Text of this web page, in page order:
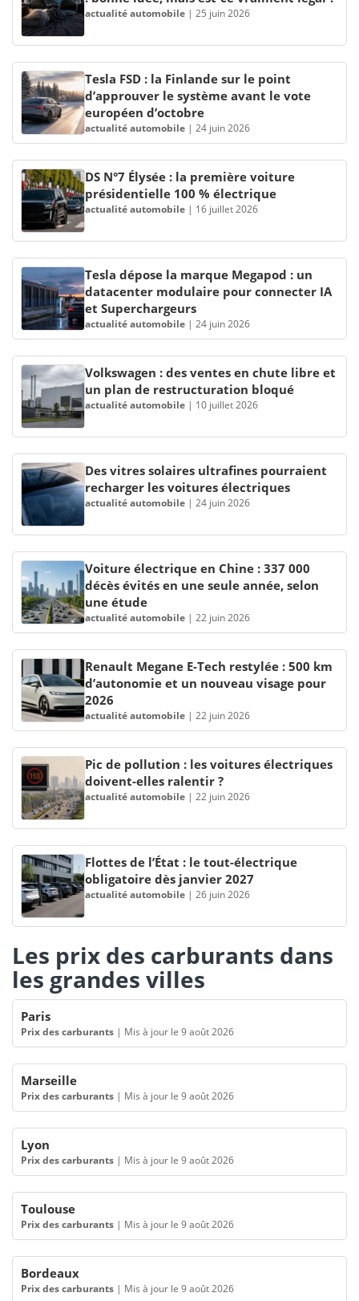
actualité automobile | 25 juin 2026
Tesla FSD : la Finlande sur le point
d’approuver le système avant le vote
européen d’octobre
actualité automobile | 24 juin 2026
DS N°7 Élysée : la première voiture
présidentielle 100 % électrique
actualité automobile | 16 juillet 2026
Tesla dépose la marque Megapod : un
datacenter modulaire pour connecter IA
et Superchargeurs
actualité automobile | 24 juin 2026
Volkswagen : des ventes en chute libre et
un plan de restructuration bloqué
actualité automobile | 10 juillet 2026
Des vitres solaires ultrafines pourraient
recharger les voitures électriques
actualité automobile | 24 juin 2026
Voiture électrique en Chine : 337 000
décès évités en une seule année, selon
une étude
actualité automobile | 22 juin 2026
Renault Megane E-Tech restylée : 500 km
d’autonomie et un nouveau visage pour
2026
actualité automobile | 22 juin 2026
Pic de pollution : les voitures électriques
doivent-elles ralentir ?
actualité automobile | 22 juin 2026
Flottes de l’État : le tout-électrique
obligatoire dès janvier 2027
actualité automobile | 26 juin 2026
Les prix des carburants dans
les grandes villes
Paris
Prix des carburants | Mis à jour le 9 août 2026
Marseille
Prix des carburants | Mis à jour le 9 août 2026
Lyon
Prix des carburants | Mis à jour le 9 août 2026
Toulouse
Prix des carburants | Mis à jour le 9 août 2026
Bordeaux
Prix des carburants | Mis à jour le 9 août 2026